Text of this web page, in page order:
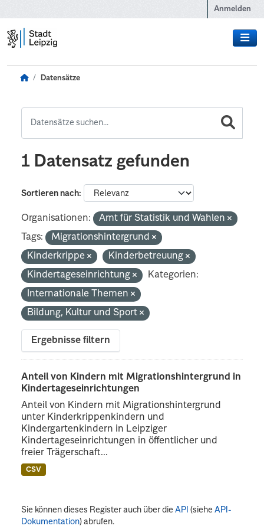
Anmelden
Datensätze
1 Datensatz gefunden
Sortieren nach
Organisationen:
Amt für Statistik und Wahlen
Tags:
Migrationshintergrund
Kinderkrippe
Kinderbetreuung
Kindertageseinrichtung
Kategorien:
Internationale Themen
Bildung, Kultur und Sport
Ergebnisse filtern
Anteil von Kindern mit Migrationshintergrund in
Kindertageseinrichtungen
Anteil von Kindern mit Migrationshintergrund
unter Kinderkrippenkindern und
Kindergartenkindern in Leipziger
Kindertageseinrichtungen in öffentlicher und
freier Trägerschaft...
CSV
Sie können dieses Register auch über dieAPI (sieheAPI-
Dokumentation) abrufen.